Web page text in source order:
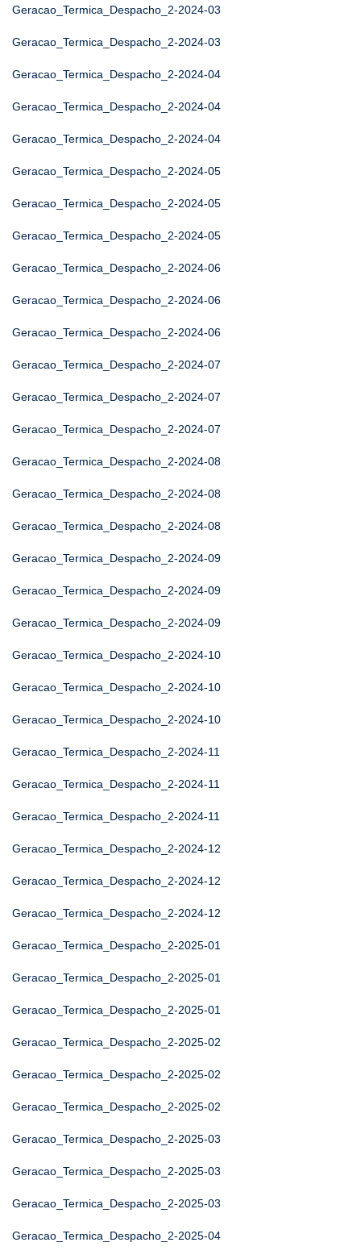
Geracao_Termica_Despacho_2-2024-03
Geracao_Termica_Despacho_2-2024-03
Geracao_Termica_Despacho_2-2024-04
Geracao_Termica_Despacho_2-2024-04
Geracao_Termica_Despacho_2-2024-04
Geracao_Termica_Despacho_2-2024-05
Geracao_Termica_Despacho_2-2024-05
Geracao_Termica_Despacho_2-2024-05
Geracao_Termica_Despacho_2-2024-06
Geracao_Termica_Despacho_2-2024-06
Geracao_Termica_Despacho_2-2024-06
Geracao_Termica_Despacho_2-2024-07
Geracao_Termica_Despacho_2-2024-07
Geracao_Termica_Despacho_2-2024-07
Geracao_Termica_Despacho_2-2024-08
Geracao_Termica_Despacho_2-2024-08
Geracao_Termica_Despacho_2-2024-08
Geracao_Termica_Despacho_2-2024-09
Geracao_Termica_Despacho_2-2024-09
Geracao_Termica_Despacho_2-2024-09
Geracao_Termica_Despacho_2-2024-10
Geracao_Termica_Despacho_2-2024-10
Geracao_Termica_Despacho_2-2024-10
Geracao_Termica_Despacho_2-2024-11
Geracao_Termica_Despacho_2-2024-11
Geracao_Termica_Despacho_2-2024-11
Geracao_Termica_Despacho_2-2024-12
Geracao_Termica_Despacho_2-2024-12
Geracao_Termica_Despacho_2-2024-12
Geracao_Termica_Despacho_2-2025-01
Geracao_Termica_Despacho_2-2025-01
Geracao_Termica_Despacho_2-2025-01
Geracao_Termica_Despacho_2-2025-02
Geracao_Termica_Despacho_2-2025-02
Geracao_Termica_Despacho_2-2025-02
Geracao_Termica_Despacho_2-2025-03
Geracao_Termica_Despacho_2-2025-03
Geracao_Termica_Despacho_2-2025-03
Geracao_Termica_Despacho_2-2025-04